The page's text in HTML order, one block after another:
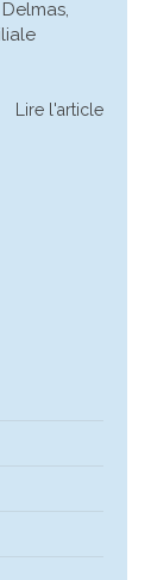
Lire l'article